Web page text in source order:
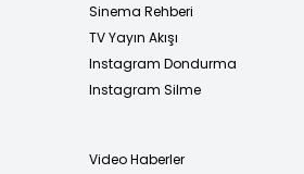
Sinema Rehberi
TV Yayın Akışı
Instagram Dondurma
Instagram Silme
Video Haberler